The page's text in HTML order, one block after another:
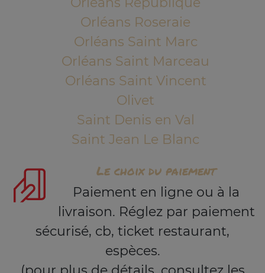
Orléans Roseraie
Orléans Saint Marc
Orléans Saint Marceau
Orléans Saint Vincent
Olivet
Saint Denis en Val
Saint Jean Le Blanc
Le choix du paiement
Paiement en ligne ou à la
livraison. Réglez par paiement
sécurisé, cb, ticket restaurant,
espèces.